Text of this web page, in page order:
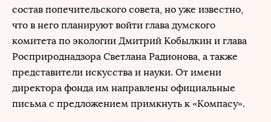
состав попечительского совета, но уже известно,
что в него планируют войти глава думского
комитета по экологии Дмитрий Кобылкин и глава
Росприроднадзора Светлана Радионова, а также
представители искусства и науки. От имени
директора фонда им направлены официальные
письма с предложением примкнуть к «Компасу».